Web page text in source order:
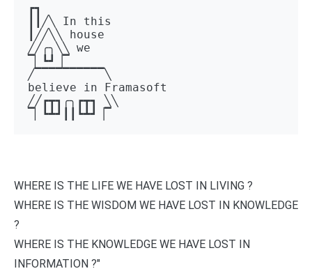
┏┓
┃┃╱╲ In this
┃╱╱╲╲ house
╱╱╭╮╲╲ we
▔▏┗┛▕▔
╱▔▔▔▔▔▔▔▔▔▔╲
believe in Framasoft
╱╱┏┳┓╭╮┏┳┓ ╲╲
▔▏┗┻┛┃┃┗┻┛▕▔
WHERE IS THE LIFE WE HAVE LOST IN LIVING ?
WHERE IS THE WISDOM WE HAVE LOST IN KNOWLEDGE
?
WHERE IS THE KNOWLEDGE WE HAVE LOST IN
INFORMATION ?"